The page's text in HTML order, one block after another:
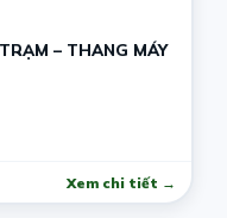
– THANG MÁY
Xem chi tiết →